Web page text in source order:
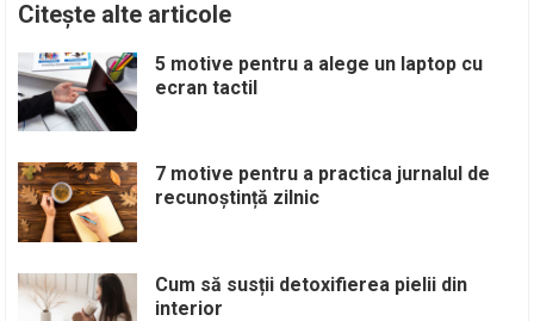
Citește alte articole
5 motive pentru a alege un laptop cu
ecran tactil
7 motive pentru a practica jurnalul de
recunoștință zilnic
Cum să susții detoxifierea pielii din
interior